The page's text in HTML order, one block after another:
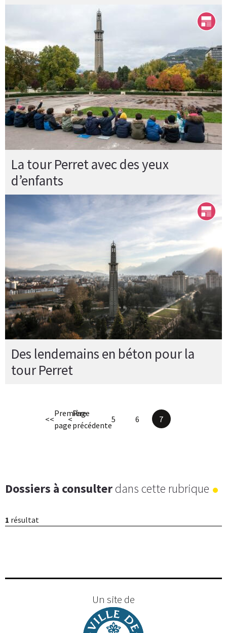
La tour Perret avec des yeux
d’enfants
Des lendemains en béton pour la
tour Perret
<<
Première
page
<
Page
précédente
5 6 7
Dossiers à consulterdans cette rubrique
1 résultat
Un site de